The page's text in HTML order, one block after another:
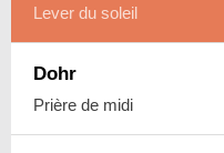
Lever du soleil
Dohr
Prière de midi